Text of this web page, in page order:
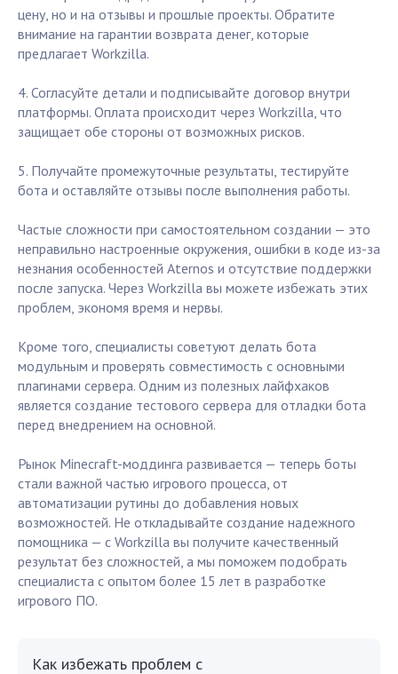
цену, но и на отзывы и прошлые проекты. Обратите
внимание на гарантии возврата денег, которые
предлагает Workzilla.
4. Согласуйте детали и подписывайте договор внутри
платформы. Оплата происходит через Workzilla, что
защищает обе стороны от возможных рисков.
5. Получайте промежуточные результаты, тестируйте
бота и оставляйте отзывы после выполнения работы.
Частые сложности при самостоятельном создании — это
неправильно настроенные окружения, ошибки в коде из-за
незнания особенностей Aternos и отсутствие поддержки
после запуска. Через Workzilla вы можете избежать этих
проблем, экономя время и нервы.
Кроме того, специалисты советуют делать бота
модульным и проверять совместимость с основными
плагинами сервера. Одним из полезных лайфхаков
является создание тестового сервера для отладки бота
перед внедрением на основной.
Рынок Minecraft-моддинга развивается — теперь боты
стали важной частью игрового процесса, от
автоматизации рутины до добавления новых
возможностей. Не откладывайте создание надежного
помощника — с Workzilla вы получите качественный
результат без сложностей, а мы поможем подобрать
специалиста с опытом более 15 лет в разработке
игрового ПО.
Как избежать проблем с